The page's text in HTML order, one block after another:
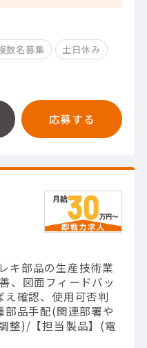
数名募集
土日休み
応募する
キ部品の生産技術業
、図面フィードバッ
え確認、使用可否判
部品手配(関連部署や
整)/【担当製品】(電